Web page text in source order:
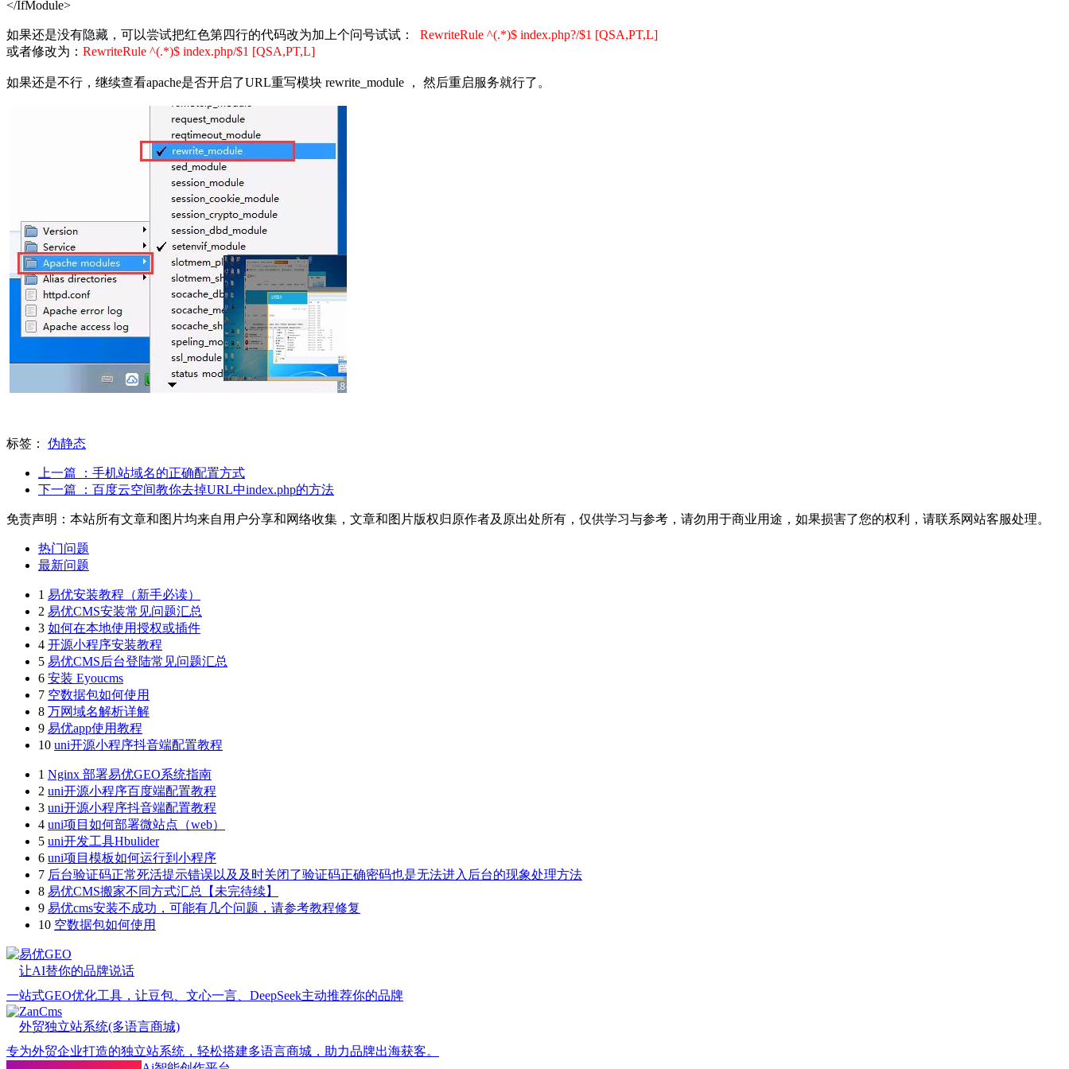
</IfModule>
如果还是没有隐藏，可以尝试把红色第四行的代码改为加上个问号试试： RewriteRule ^(.*)$ index.php?/$1 [QSA,PT,L]
或者修改为： RewriteRule ^(.*)$ index.php/$1 [QSA,PT,L]
如果还是不行，继续查看apache是否开启了URL重写模块 rewrite_module ， 然后重启服务就行了。
标签： 伪静态
上一篇
：手机站域名的正确配置方式
下一篇
：百度云空间教你去掉URL中index.php的方法
免责声明：本站所有文章和图片均来自用户分享和网络收集，文章和图片版权归原作者及原出处所有，仅供学习与参考，请勿用于商业用途，如果损害了您的权利，请联系网站客服处理。
热门问题
最新问题
1 易优安装教程（新手必读）
2 易优CMS安装常见问题汇总
3 如何在本地使用授权或插件
4 开源小程序安装教程
5 易优CMS后台登陆常见问题汇总
6 安装 Eyoucms
7 空数据包如何使用
8 万网域名解析详解
9 易优app使用教程
10 uni开源小程序抖音端配置教程
1 Nginx 部署易优GEO系统指南
2 uni开源小程序百度端配置教程
3 uni开源小程序抖音端配置教程
4 uni项目如何部署微站点（web）
5 uni开发工具Hbulider
6 uni项目模板如何运行到小程序
7 后台验证码正常死活提示错误以及及时关闭了验证码正确密码也是无法进入后台的现象处理方法
8 易优CMS搬家不同方式汇总【未完待续】
9 易优cms安装不成功，可能有几个问题，请参考教程修复
10 空数据包如何使用
易优GEO
让AI替你的品牌说话
一站式GEO优化工具，让豆包、文心一言、DeepSeek主动推荐你的品牌
ZanCms
外贸独立站系统(多语言商城)
专为外贸企业打造的独立站系统，轻松搭建多语言商城，助力品牌出海获客。